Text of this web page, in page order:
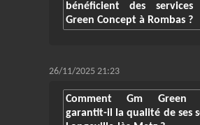
bénéficient des
Green Concept à Rombas ?
26/11/2025 21:23
Comment Gm Green
garantit-il la qualité de ses